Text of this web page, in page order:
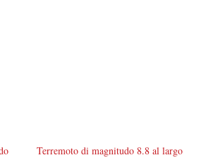
Terremoto di magnitudo 8.8 al largo